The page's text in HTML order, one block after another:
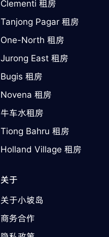
Clementi 租房
Tanjong Pagar 租房
One-North 租房
Jurong East 租房
Bugis 租房
Novena 租房
牛车水租房
Tiong Bahru 租房
Holland Village 租房
关于
关于小坡岛
商务合作